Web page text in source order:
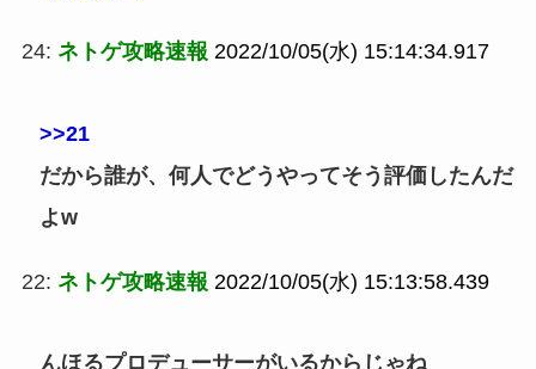
24: ネトゲ攻略速報 2022/10/05(水) 15:14:34.917
>>21
だから誰が、何人でどうやってそう評価したんだ
よw
22: ネトゲ攻略速報 2022/10/05(水) 15:13:58.439
んほるプロデューサーがいるからじゃね